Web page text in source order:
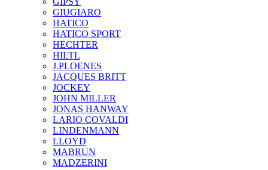
GIUGIARO
HATICO
HATICO SPORT
HECHTER
HILTL
J.PLOENES
JAСQUES BRITT
JOCKEY
JOHN MILLER
JONAS HANWAY
LARIO COVALDI
LINDENMANN
LLOYD
MABRUN
MADZERINI